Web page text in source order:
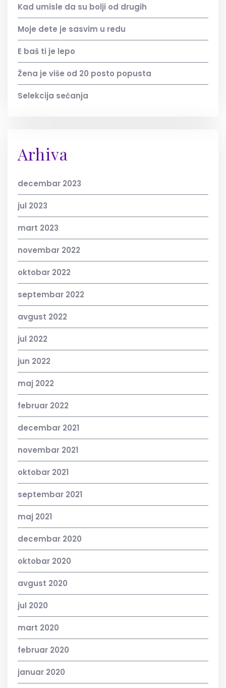
Kad umisle da su bolji od drugih
Moje dete je sasvim u redu
E baš ti je lepo
Žena je više od 20 posto popusta
Selekcija sećanja
Arhiva
decembar 2023
jul 2023
mart 2023
novembar 2022
oktobar 2022
septembar 2022
avgust 2022
jul 2022
jun 2022
maj 2022
februar 2022
decembar 2021
novembar 2021
oktobar 2021
septembar 2021
maj 2021
decembar 2020
oktobar 2020
avgust 2020
jul 2020
mart 2020
februar 2020
januar 2020